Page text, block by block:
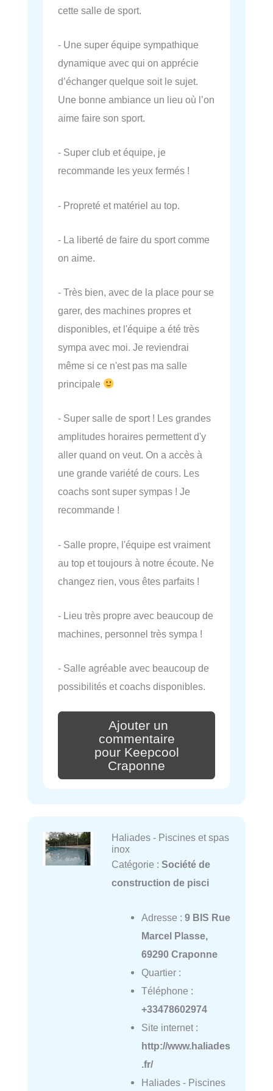
cette salle de sport.
- Une super équipe sympathique
dynamique avec qui on apprécie
d’échanger quelque soit le sujet.
Une bonne ambiance un lieu où l’on
aime faire son sport.
- Super club et équipe, je
recommande les yeux fermés !
- Propreté et matériel au top.
- La liberté de faire du sport comme
on aime.
- Très bien, avec de la place pour se
garer, des machines propres et
disponibles, et l'équipe a été très
sympa avec moi. Je reviendrai
même si ce n'est pas ma salle
principale
- Super salle de sport ! Les grandes
amplitudes horaires permettent d'y
aller quand on veut. On a accès à
une grande variété de cours. Les
coachs sont super sympas ! Je
recommande !
- Salle propre, l'équipe est vraiment
au top et toujours à notre écoute. Ne
changez rien, vous êtes parfaits !
- Lieu très propre avec beaucoup de
machines, personnel très sympa !
- Salle agréable avec beaucoup de
possibilités et coachs disponibles.
Ajouter un
commentaire
pour Keepcool
Craponne
Haliades - Piscines et spas
inox
Catégorie : Société de
construction de pisci
Adresse : 9 BIS Rue
Marcel Plasse,
69290 Craponne
Quartier :
Téléphone :
+33478602974
Site internet :
http://www.haliades
.fr/
Haliades - Piscines